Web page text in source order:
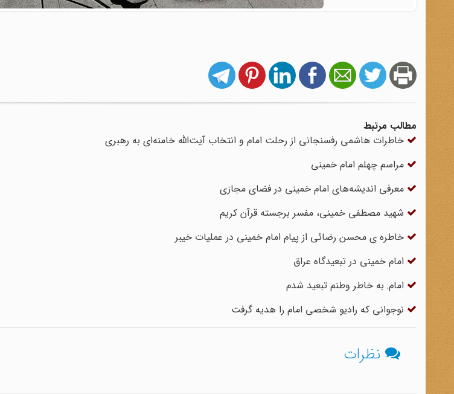
مطالب مرتبط
خاطرات هاشمی رفسنجانی از رحلت امام و انتخاب آیت‌الله خامنه‌ای به رهبری
مراسم چهلم امام خمینی
معرفی اندیشه‌های امام خمینی در فضای مجازی
شهید مصطفی خمینی، مفسر برجسته قرآن کریم
خاطره ی محسن رضائی از پیام امام خمینی در عملیات خیبر
امام خمینی در تبعیدگاه عراق
امام: به خاطر وطنم تبعید شدم
نوجوانی که رادیو شخصی امام را هدیه گرفت
نظرات